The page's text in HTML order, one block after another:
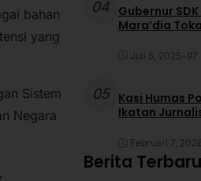
bahan
yang
Sistem
Negara
04 Gubernur
Mara’dia
Juli 5, 2025 97
05
Kasi Humas
Ikatan
Februari 7, 2026
Berita Terbaru